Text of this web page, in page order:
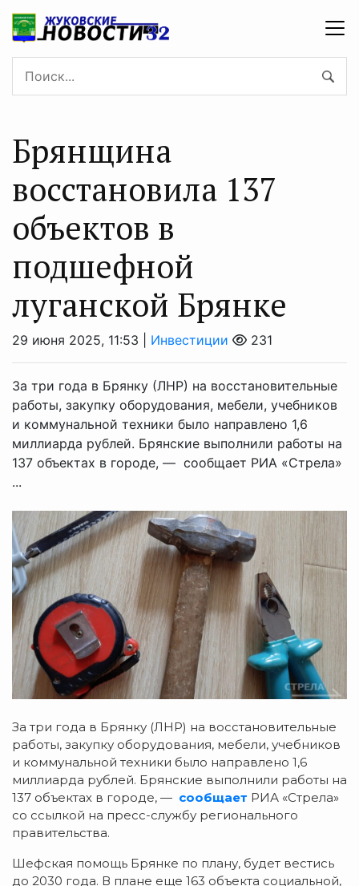
Брянщина
восстановила 137
объектов в
подшефной
луганской Брянке
29 июня 2025, 11:53 | Инвестиции 231
За три года в Брянку (ЛНР) на восстановительные
работы, закупку оборудования, мебели, учебников
и коммунальной техники было направлено 1,6
миллиарда рублей. Брянские выполнили работы на
137 объектах в городе, — сообщает РИА «Стрела»
...
За три года в Брянку (ЛНР) на восстановительные
работы, закупку оборудования, мебели, учебников
и коммунальной техники было направлено 1,6
миллиарда рублей. Брянские выполнили работы на
137 объектах в городе, — сообщает РИА «Стрела»
со ссылкой на пресс-службу регионального
правительства.
Шефская помощь Брянке по плану, будет вестись
до 2030 года. В плане еще 163 объекта социальной,